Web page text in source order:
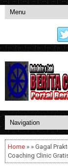
Home » » Gagal
Coaching Clinic